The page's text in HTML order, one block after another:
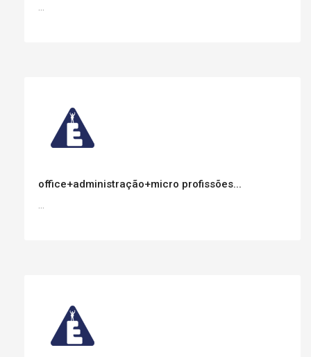
...
office+administração+micro profissões...
...